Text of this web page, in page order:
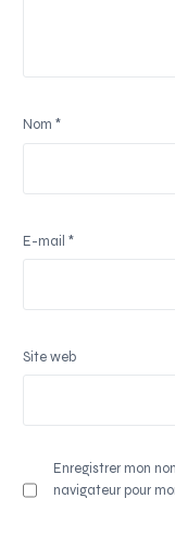
Nom*
E-mail*
Site web
Enregistrer mon
navigateur pour